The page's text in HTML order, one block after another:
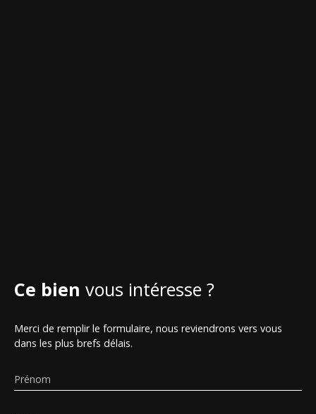
Ce bien vous intéresse ?
Merci de remplir le formulaire, nous reviendrons vers vous
dans les plus brefs délais.
Prénom